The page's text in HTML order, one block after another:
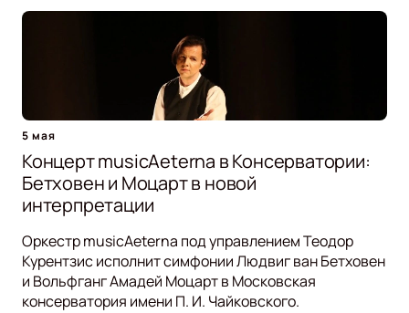
5 мая
Концерт musicAeterna в Консерватории:
Бетховен и Моцарт в новой
интерпретации
Оркестр musicAeterna под управлением Теодор
Курентзис исполнит симфонии Людвиг ван Бетховен
и Вольфганг Амадей Моцарт в Московская
консерватория имени П. И. Чайковского.